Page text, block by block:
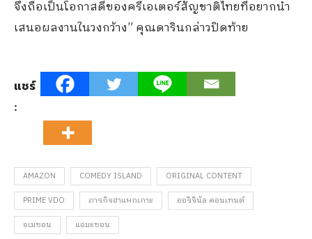
จึงถือเป็นโอกาสดีของครีเอเตอร์สัญชาติไทยที่อยากนำ
เสนอผลงานในวงกว้าง” คุณดารินกล่าวปิดท้าย
แชร์
:
AMAZON COMEDY ISLAND
ORIGINAL CONTENT
PRIME VDO
ภารกิจฮาแหกเกาะ
ออริจินัล คอนเทนต์
อเมซอน
แอมะซอน